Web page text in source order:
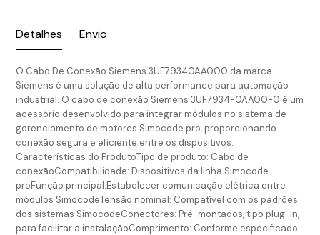
Detalhes Envio
O Cabo De Conexão Siemens 3UF79340AA000 da marca
Siemens é uma solução de alta performance para automação
industrial. O cabo de conexão Siemens 3UF7934-0AA00-0 é um
acessório desenvolvido para integrar módulos no sistema de
gerenciamento de motores Simocode pro, proporcionando
conexão segura e eficiente entre os dispositivos.
Características do ProdutoTipo de produto: Cabo de
conexãoCompatibilidade: Dispositivos da linha Simocode
proFunção principal:Estabelecer comunicação elétrica entre
módulos SimocodeTensão nominal: Compatível com os padrões
dos sistemas SimocodeConectores: Pré-montados, tipo plug-in,
para facilitar a instalaçãoComprimento: Conforme especificado